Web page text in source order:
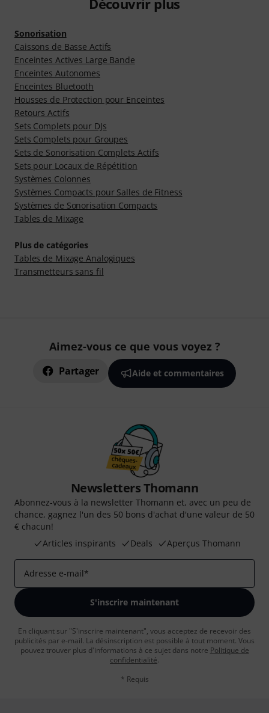
Découvrir plus
Sonorisation
Caissons de Basse Actifs
Enceintes Actives Large Bande
Enceintes Autonomes
Enceintes Bluetooth
Housses de Protection pour Enceintes
Retours Actifs
Sets Complets pour DJs
Sets Complets pour Groupes
Sets de Sonorisation Complets Actifs
Sets pour Locaux de Répétition
Systèmes Colonnes
Systèmes Compacts pour Salles de Fitness
Systèmes de Sonorisation Compacts
Tables de Mixage
Plus de catégories
Tables de Mixage Analogiques
Transmetteurs sans fil
Aimez-vous ce que vous voyez ?
Partager Aide et commentaires
Newsletters Thomann
Abonnez-vous à la newsletter Thomann et, avec un peu de
chance, gagnez l'un des 50 bons d'achat d'une valeur de 50
€ chacun!
Articles inspirants
Deals Aperçus Thomann
Adresse e-mail*
S'inscrire maintenant
En cliquant sur "S'inscrire maintenant", vous acceptez de recevoir des
publicités par e-mail. La désinscription est possible à tout moment. Vous
pouvez trouver plus d'informations à ce sujet dans notre Politique de
confidentialité.
* Requis